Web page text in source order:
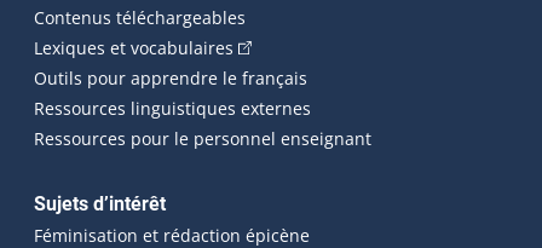
Contenus téléchargeables
Lexiques et vocabulaires (Cet hyperlien externe s'ouvrira
Outils pour apprendre le français
Ressources linguistiques externes
Ressources pour le personnel enseignant
Sujets d’intérêt
Féminisation et rédaction épicène